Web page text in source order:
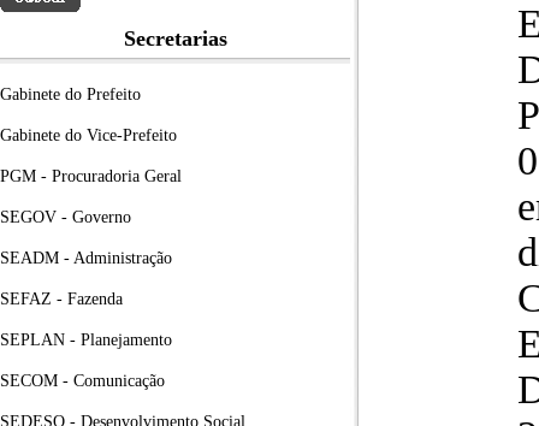
Secretarias
Gabinete do Prefeito
Gabinete do Vice-Prefeito
PGM - Procuradoria Geral
SEGOV - Governo
SEADM - Administração
SEFAZ - Fazenda
SEPLAN - Planejamento
SECOM - Comunicação
SEDESO - Desenvolvimento Social